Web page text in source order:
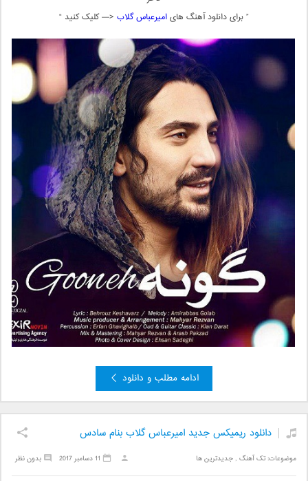
” برای دانلود آهنگ هایامیرعباس گلاب <— کلیک کنید “
ادامه مطلب و دانلود
دانلود ریمیکس جدید امیرعباس گلاب بنام سادس
موضوعات:تک آهنگ ,جدیدترین ها بدون نظر 11 دسامبر 2017